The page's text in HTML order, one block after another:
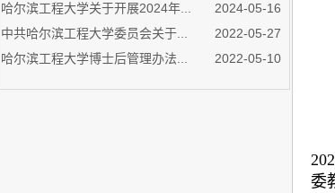
哈尔滨工程大学关于开展2024年...
2024-05-16
中共哈尔滨工程大学委员会关于...
2022-05-27
哈尔滨工程大学博士后管理办法...
2022-05-10
委